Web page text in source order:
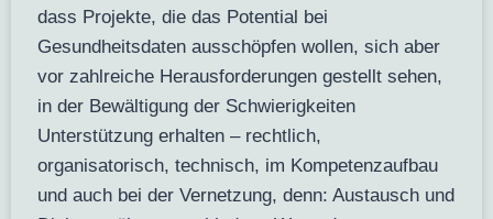
dass Projekte, die das Potential bei
Gesundheitsdaten ausschöpfen wollen, sich aber
vor zahlreiche Herausforderungen gestellt sehen,
in der Bewältigung der Schwierigkeiten
Unterstützung erhalten – rechtlich,
organisatorisch, technisch, im Kompetenzaufbau
und auch bei der Vernetzung, denn: Austausch und